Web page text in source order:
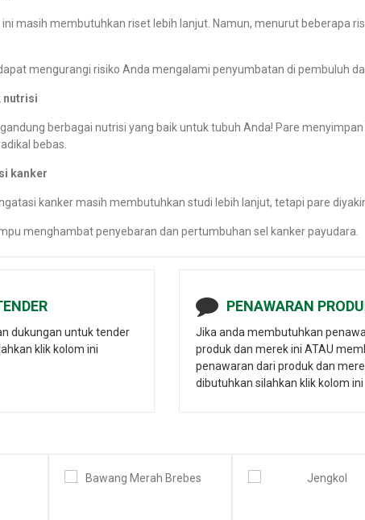
masih membutuhkan riset lebih lanjut . Namun, menurut beberapa
mengurangi risiko Anda mengalami penyumbatan di pembuluh
nutrisi
berbagai nutrisi yang baik untuk tubuh Anda! Pare
bebas.
kanker
kanker masih membutuhkan studi lebih lanjut, tetapi pare
menghambat penyebaran dan pertumbuhan sel kanker payudara.
dukungan untuk tender
klik kolom ini
PENAWARAN
Jika anda membutuhkan
produk dan merek ini ATAU
penawaran dari produk dan
dibutuhkan silahkan klik kolom ini